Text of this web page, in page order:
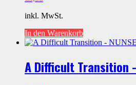
inkl. MwSt.
In den Warenkorb
A Difficult Transition –